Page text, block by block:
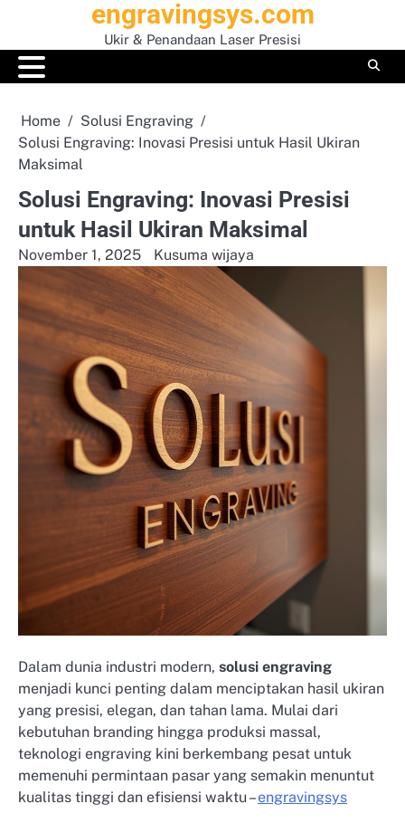
content
engravingsys.com
Ukir & Penandaan Laser Presisi
Home
Solusi Engraving
Solusi Engraving: Inovasi Presisi untuk Hasil Ukiran
Maksimal
Solusi Engraving: Inovasi Presisi
untuk Hasil Ukiran Maksimal
November 1, 2025 Kusuma wijaya
Dalam dunia industri modern, solusi engraving
menjadi kunci penting dalam menciptakan hasil ukiran
yang presisi, elegan, dan tahan lama. Mulai dari
kebutuhan branding hingga produksi massal,
teknologi engraving kini berkembang pesat untuk
memenuhi permintaan pasar yang semakin menuntut
kualitas tinggi dan efisiensi waktu –engravingsys